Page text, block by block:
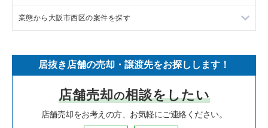
中華の居抜き売却物件の案件一覧
寿司の居抜き売却物件の案件一覧
焼肉の居抜き売却物件の案件一覧
鉄板焼き・お好み焼の居抜き売却物件の案件一覧
千葉県の飲食店の居抜き売却物件の案件一覧
神奈川県の飲食店の居抜き売却物件の案件一覧
大阪府の飲食店の居抜き売却物件の案件一覧
兵庫県の飲食店の居抜き売却物件の案件一覧
大阪市中央区の飲食店の居抜き売却物件の案件一覧
堺市北区の飲食店の居抜き売却物件の案件一覧
堺市中区の飲食店の居抜き売却物件の案件一覧
大阪市西区の飲食店の居抜き売却物件の案件一覧
大阪府のラーメンの居抜き売却物件の案件一覧
大阪府のイタリア料理の居抜き売却物件の案件一覧
大阪府の中華の居抜き売却物件の案件一覧
大阪府のそば・うどんの居抜き売却物件の案件一覧
業態から大阪市西区の案件を探す
大阪市西区のイタリア料理の居抜き売却物件の案件一覧
大阪市西区の中華の居抜き売却物件の案件一覧
大阪市西区の焼肉の居抜き売却物件の案件一覧
居抜き店舗の売却・譲渡先をお探しします！
店舗売却の相談をしたい
店舗売却をお考えの方、お気軽にご連絡ください。